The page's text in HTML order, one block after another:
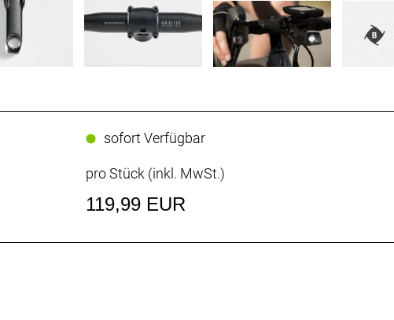
sofort Verfügbar
pro Stück (inkl. MwSt.)
119,99 EUR